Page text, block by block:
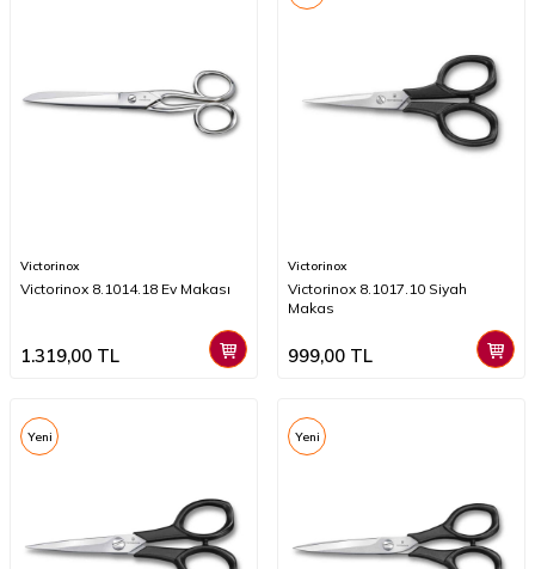
Victorinox
Victorinox 8.1014.18 Ev Makası
1.319,00 TL
Victorinox
Victorinox 8.1017.10 Siyah
Makas
999,00 TL
Yeni Yeni